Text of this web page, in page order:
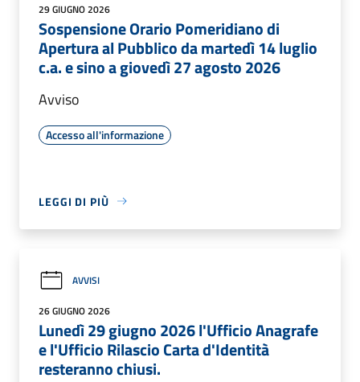
29 GIUGNO 2026
Sospensione Orario Pomeridiano di
Apertura al Pubblico da martedì 14 luglio
c.a. e sino a giovedì 27 agosto 2026
Avviso
Accesso all'informazione
LEGGI DI PIÙ
AVVISI
26 GIUGNO 2026
Lunedì 29 giugno 2026 l'Ufficio Anagrafe
e l'Ufficio Rilascio Carta d'Identità
resteranno chiusi.